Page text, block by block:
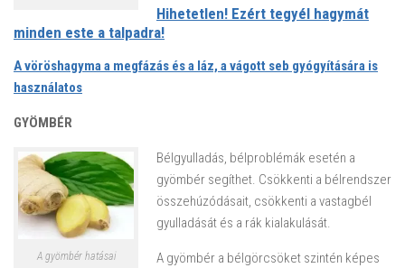
Hihetetlen! Ezért tegyél hagymát
minden este a talpadra!
A vöröshagyma a megfázás és a láz, a vágott seb gyógyítására is
használatos
GYÖMBÉR
A gyömbér hatásai
Bélgyulladás, bélproblémák esetén a
gyömbér segíthet. Csökkenti a bélrendszer
összehúzódásait, csökkenti a vastagbél
gyulladását és a rák kialakulását.
A gyömbér a bélgörcsöket szintén képes